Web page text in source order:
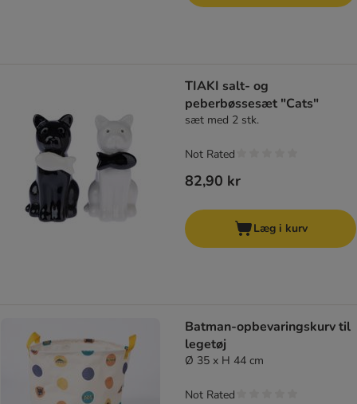
TIAKI salt- og
peberbøssesæt "Cats"
sæt med 2 stk.
82,90 kr
Not Rated
Læg i kurv
Batman-opbevaringskurv til
legetøj
Ø 35 x H 44 cm
Not Rated